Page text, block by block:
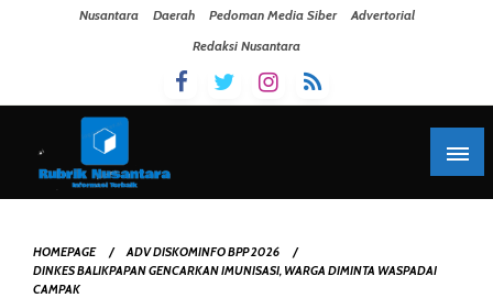
Nusantara Daerah Pedoman Media Siber
Advertorial
Redaksi Nusantara
HOMEPAGE
ADV DISKOMINFO BPP 2026
DINKES BALIKPAPAN GENCARKAN IMUNISASI, WARGA DIMINTA WASPADAI
CAMPAK